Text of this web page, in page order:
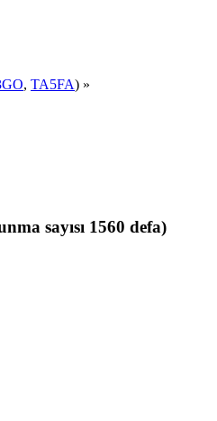
, TA5FA) »
sayısı 1560 defa)